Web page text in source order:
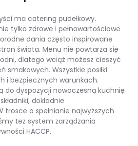
ma catering pudełkowy.
tylko zdrowe i pełnowartościowe
dania często inspirowane
świata. Menu nie powtarza się
dlatego wciąż możesz cieszyć
smakowych. Wszystkie posiłki
i bezpiecznych warunkach.
do dyspozycji nowoczesną kuchnię
dokładnie
trosce o spełnianie najwyższych
też system zarządzania
HACCP.